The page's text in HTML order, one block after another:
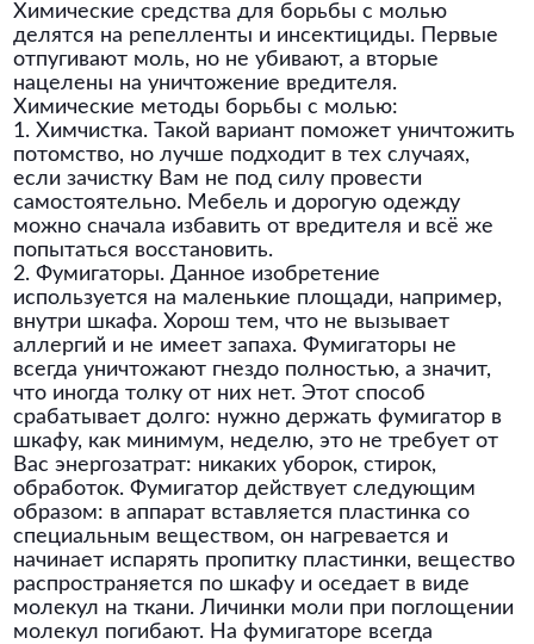
Химические средства для борьбы с молью
делятся на репелленты и инсектициды. Первые
отпугивают моль, но не убивают, а вторые
нацелены на уничтожение вредителя.
Химические методы борьбы с молью:
1. Химчистка. Такой вариант поможет уничтожить
потомство, но лучше подходит в тех случаях,
если зачистку Вам не под силу провести
самостоятельно. Мебель и дорогую одежду
можно сначала избавить от вредителя и всё же
попытаться восстановить.
2. Фумигаторы. Данное изобретение
используется на маленькие площади, например,
внутри шкафа. Хорош тем, что не вызывает
аллергий и не имеет запаха. Фумигаторы не
всегда уничтожают гнездо полностью, а значит,
что иногда толку от них нет. Этот способ
срабатывает долго: нужно держать фумигатор в
шкафу, как минимум, неделю, это не требует от
Вас энергозатрат: никаких уборок, стирок,
обработок. Фумигатор действует следующим
образом: в аппарат вставляется пластинка со
специальным веществом, он нагревается и
начинает испарять пропитку пластинки, вещество
распространяется по шкафу и оседает в виде
молекул на ткани. Личинки моли при поглощении
молекул погибают. На фумигаторе всегда